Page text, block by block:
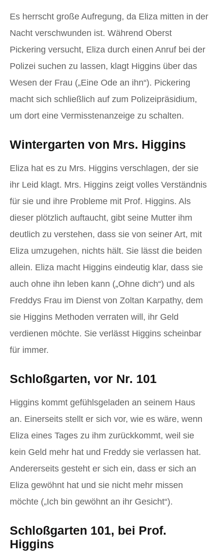
Es herrscht große Aufregung, da Eliza mitten in der
Nacht verschwunden ist. Während Oberst
Pickering versucht, Eliza durch einen Anruf bei der
Polizei suchen zu lassen, klagt Higgins über das
Wesen der Frau („Eine Ode an ihn“). Pickering
macht sich schließlich auf zum Polizeipräsidium,
um dort eine Vermisstenanzeige zu schalten.
Wintergarten von Mrs. Higgins
Eliza hat es zu Mrs. Higgins verschlagen, der sie
ihr Leid klagt. Mrs. Higgins zeigt volles Verständnis
für sie und ihre Probleme mit Prof. Higgins. Als
dieser plötzlich auftaucht, gibt seine Mutter ihm
deutlich zu verstehen, dass sie von seiner Art, mit
Eliza umzugehen, nichts hält. Sie lässt die beiden
allein. Eliza macht Higgins eindeutig klar, dass sie
auch ohne ihn leben kann („Ohne dich“) und als
Freddys Frau im Dienst von Zoltan Karpathy, dem
sie Higgins Methoden verraten will, ihr Geld
verdienen möchte. Sie verlässt Higgins scheinbar
für immer.
Schloßgarten, vor Nr. 101
Higgins kommt gefühlsgeladen an seinem Haus
an. Einerseits stellt er sich vor, wie es wäre, wenn
Eliza eines Tages zu ihm zurückkommt, weil sie
kein Geld mehr hat und Freddy sie verlassen hat.
Andererseits gesteht er sich ein, dass er sich an
Eliza gewöhnt hat und sie nicht mehr missen
möchte („Ich bin gewöhnt an ihr Gesicht“).
Schloßgarten 101, bei Prof.
Higgins